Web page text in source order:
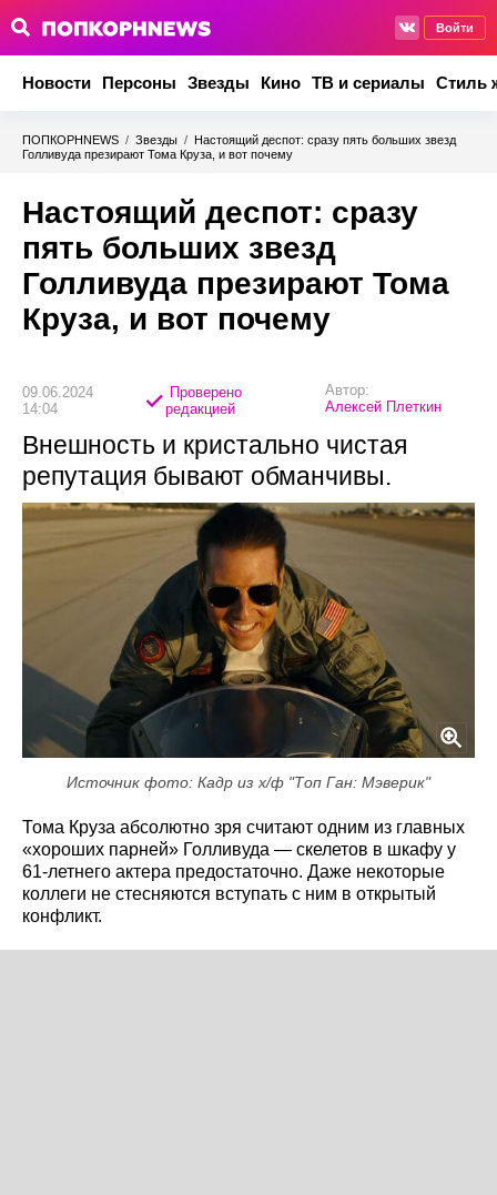
Войти
Новости Персоны Звезды Кино ТВ и сериалы Стиль
ПОПКОРНNEWS / Звезды / Настоящий деспот: сразу пять больших звезд
Голливуда презирают Тома Круза, и вот почему
Настоящий деспот: сразу
пять больших звезд
Голливуда презирают Тома
Круза, и вот почему
09.06.2024
14:04
Проверено
редакцией
Автор:
Алексей Плеткин
Внешность и кристально чистая
репутация бывают обманчивы.
Источник фото: Кадр из х/ф "Топ Ган: Мэверик"
Тома Круза абсолютно зря считают одним из главных
«хороших парней» Голливуда — скелетов в шкафу у
61-летнего актера предостаточно. Даже некоторые
коллеги не стесняются вступать с ним в открытый
конфликт.